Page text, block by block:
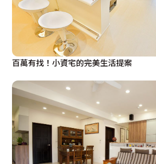
百萬有找！小資宅的完美生活提案